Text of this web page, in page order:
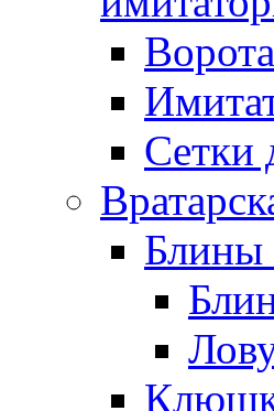
Сетки
Блины